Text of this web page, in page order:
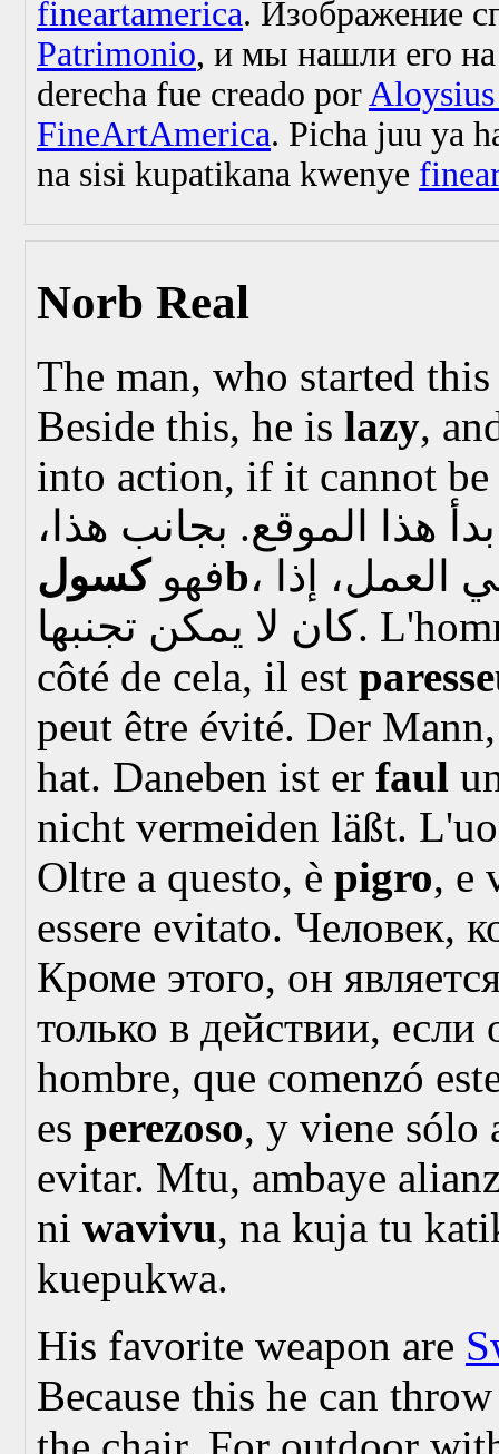
fineartamerica. Изображение
Patrimonio, и мы нашли его
derecha fue creado por
FineArtAmerica. Picha juu ya
na sisi kupatikana kwenye
Norb Real
The man, who started
Beside this, he is lazy,
into action, if it cannot be
هذا الموقع. بجانب هذا،
فهوكسولb، ويأتي فقط في العمل، إذا
كان لا يمكن تجنبها.
côté de cela, il est
peut être évité. Der
hat. Daneben ist er faul
nicht vermeiden läßt.
Oltre a questo, è pigro, e
essere evitato. Человек,
Кроме этого, он
только в действии,
hombre, que comenzó
es perezoso, y viene sólo
evitar. Mtu, ambaye
ni wavivu, na kuja tu
kuepukwa.
His favorite weapon are
Because this he can